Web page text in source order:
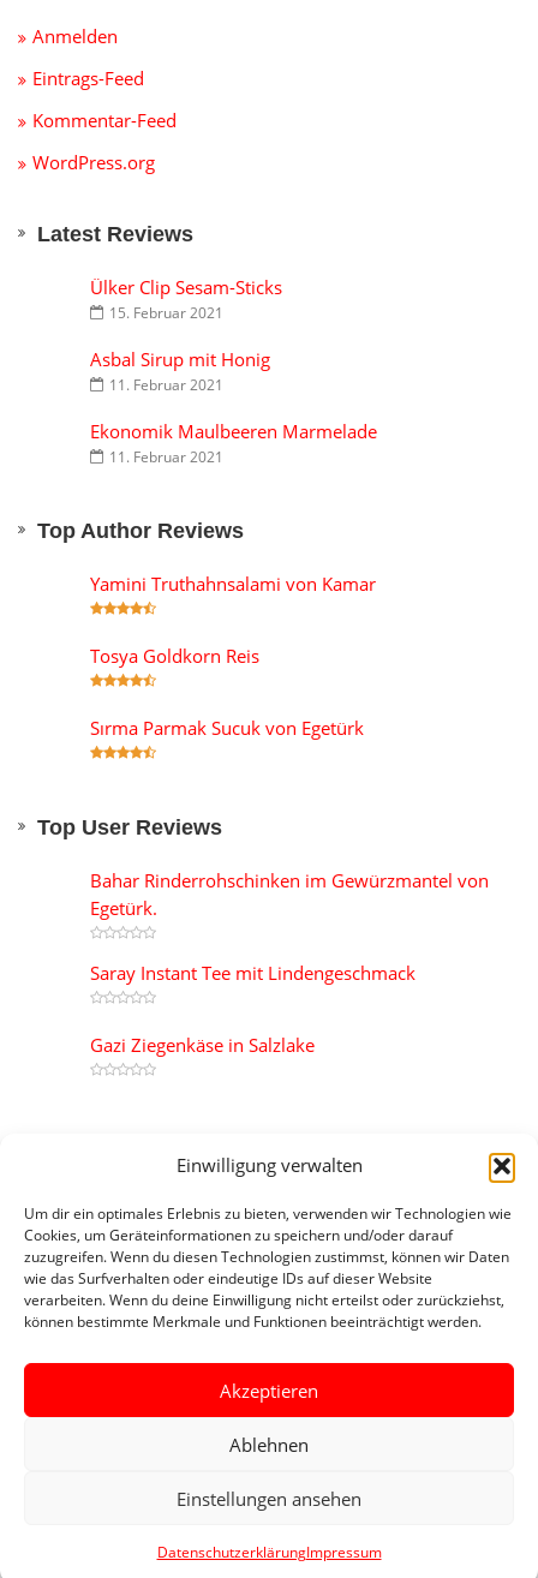
Einwilligung verwalten
Um dir ein optimales Erlebnis zu bieten, verwenden wir Technologien wie
Cookies, um Geräteinformationen zu speichern und/oder darauf
zuzugreifen. Wenn du diesen Technologien zustimmst, können wir Daten
wie das Surfverhalten oder eindeutige IDs auf dieser Website
verarbeiten. Wenn du deine Einwilligung nicht erteilst oder zurückziehst,
können bestimmte Merkmale und Funktionen beeinträchtigt werden.
Akzeptieren
Ablehnen
Einstellungen ansehen
DatenschutzerklärungImpressum
Anmelden
Eintrags-Feed
Kommentar-Feed
WordPress.org
Latest Reviews
Ülker Clip Sesam-Sticks
15. Februar 2021
Asbal Sirup mit Honig
11. Februar 2021
Ekonomik Maulbeeren Marmelade
11. Februar 2021
Top Author Reviews
Yamini Truthahnsalami von Kamar
Tosya Goldkorn Reis
Sırma Parmak Sucuk von Egetürk
Top User Reviews
Bahar Rinderrohschinken im Gewürzmantel von
Egetürk.
Saray Instant Tee mit Lindengeschmack
Gazi Ziegenkäse in Salzlake
0
Tadım Sonnenblumenkerne
0
0
Übersicht Beiträge 1|Übersicht Beiträge 2